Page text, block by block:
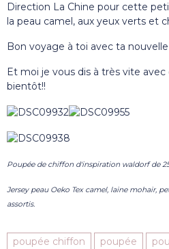
Direction La Chine pour cette
la peau camel, aux yeux verts et
Bon voyage à toi avec ta nouvelle
Et moi je vous dis à très vite
bientôt!!
Poupée de chiffon d'inspiration waldorf de
Jersey peau Oeko Tex camel, laine mohair,
assortis.
poupée chiffon poupée